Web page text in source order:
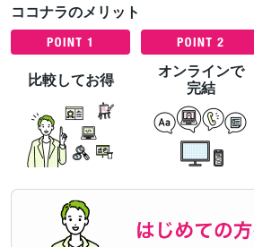
ココナラのメリット
比較してお得
オンラインで
完結